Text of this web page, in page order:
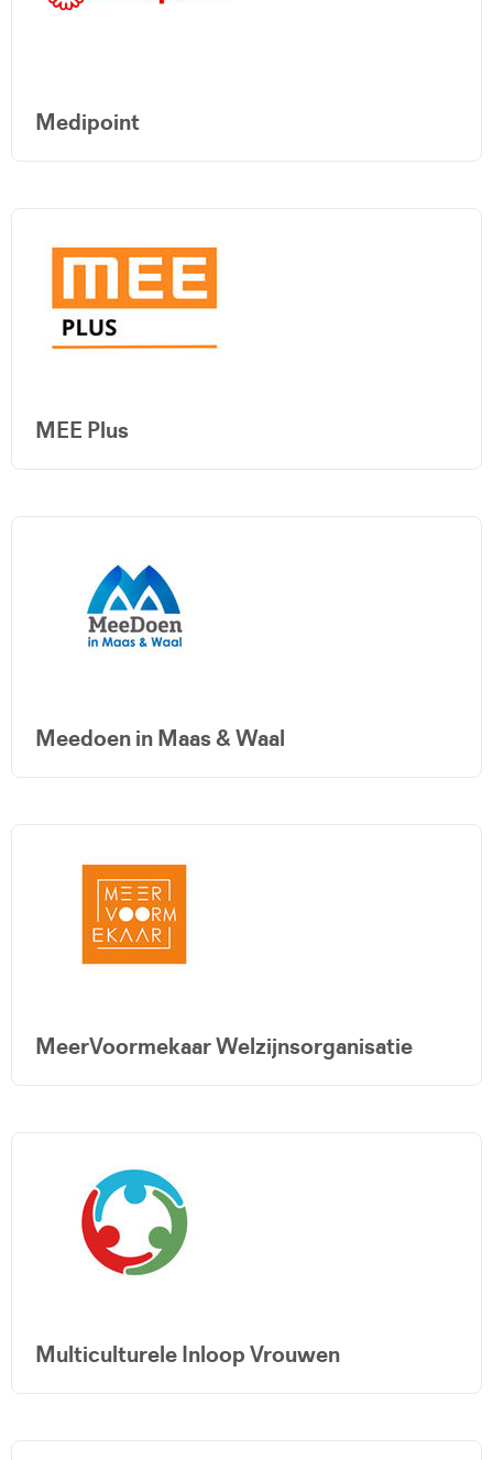
Medipoint
MEE Plus
Meedoen in Maas & Waal
MeerVoormekaar Welzijnsorganisatie
Multiculturele Inloop Vrouwen